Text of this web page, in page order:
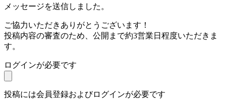
メッセージを送信しました。
ご協力いただきありがとうございます！
投稿内容の審査のため、公開まで約3営業日程度いただきま
す。
ログインが必要です
投稿には会員登録およびログインが必要です